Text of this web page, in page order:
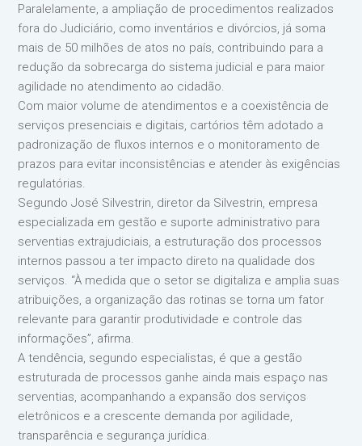
Paralelamente, a ampliação de procedimentos realizados
fora do Judiciário, como inventários e divórcios, já soma
mais de 50 milhões de atos no país, contribuindo para a
redução da sobrecarga do sistema judicial e para maior
agilidade no atendimento ao cidadão.
Com maior volume de atendimentos e a coexistência de
serviços presenciais e digitais, cartórios têm adotado a
padronização de fluxos internos e o monitoramento de
prazos para evitar inconsistências e atender às exigências
regulatórias.
Segundo José Silvestrin, diretor da Silvestrin, empresa
especializada em gestão e suporte administrativo para
serventias extrajudiciais, a estruturação dos processos
internos passou a ter impacto direto na qualidade dos
serviços. “À medida que o setor se digitaliza e amplia suas
atribuições, a organização das rotinas se torna um fator
relevante para garantir produtividade e controle das
informações”, afirma.
A tendência, segundo especialistas, é que a gestão
estruturada de processos ganhe ainda mais espaço nas
serventias, acompanhando a expansão dos serviços
eletrônicos e a crescente demanda por agilidade,
transparência e segurança jurídica.